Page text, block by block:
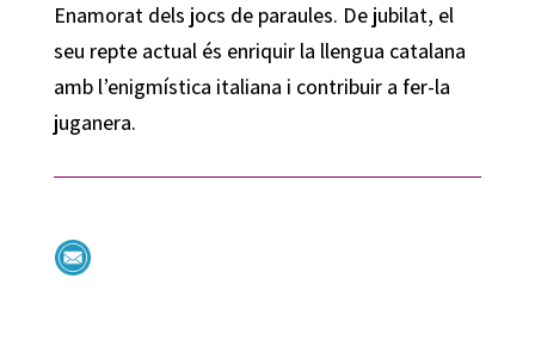
Enamorat dels jocs de paraules. De jubilat, el
seu repte actual és enriquir la llengua catalana
amb l’enigmística italiana i contribuir a fer-la
juganera.